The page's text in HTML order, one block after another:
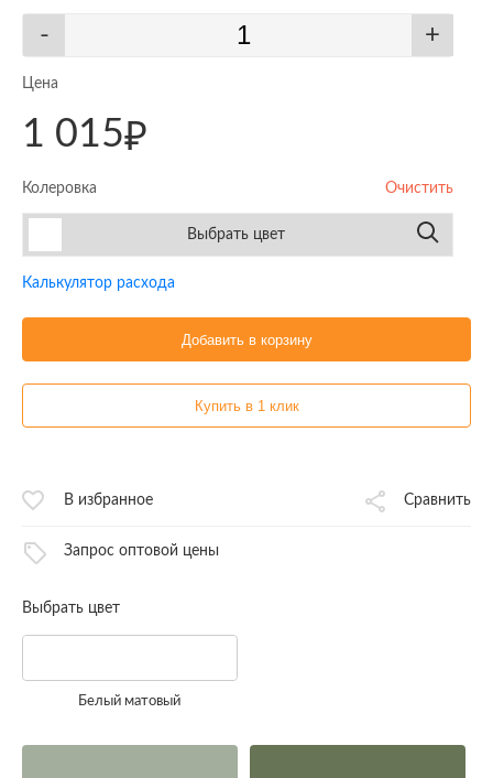
- +
Цена
1 015₽
Колеровка Очистить
Выбрать цвет
Калькулятор расхода
Добавить в корзину
Купить в 1 клик
В избранное Сравнить
Запрос оптовой цены
Выбрать цвет
Белый матовый